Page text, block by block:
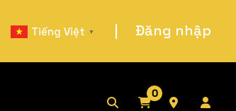
Tiếng Việt ▼ | Đăng nhập
0